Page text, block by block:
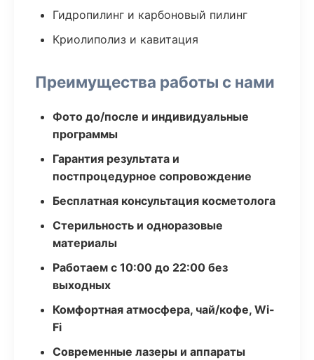
Гидропилинг и карбоновый пилинг
Криолиполиз и кавитация
Преимущества работы с нами
Фото до/после и индивидуальные
программы
Гарантия результата и
постпроцедурное сопровождение
Бесплатная консультация косметолога
Стерильность и одноразовые
материалы
Работаем с 10:00 до 22:00 без
выходных
Комфортная атмосфера, чай/кофе, Wi-
Fi
Современные лазеры и аппараты